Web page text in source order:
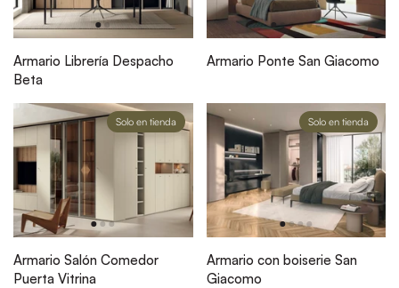
Armario Librería Despacho
Beta
Armario Ponte San Giacomo
Armario Salón Comedor
Puerta Vitrina
Solo en tienda
Armario con boiserie San
Giacomo
Solo en tienda